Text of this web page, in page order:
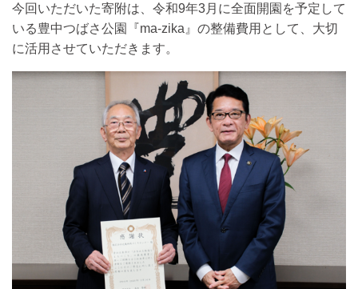
今回いただいた寄附は、令和9年3月に全面開園を予定して
いる豊中つばさ公園『ma-zika』の整備費用として、大切
に活用させていただきます。